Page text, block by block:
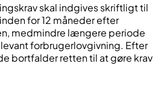
skal indgives skriftligt til
for 12 måneder efter
medmindre længere periode
forbrugerlovgivning. Efter
bortfalder retten til at gøre krav